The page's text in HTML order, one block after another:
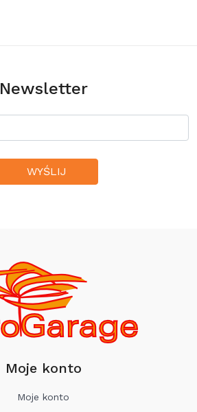
Newsletter
Moje konto
Moje konto